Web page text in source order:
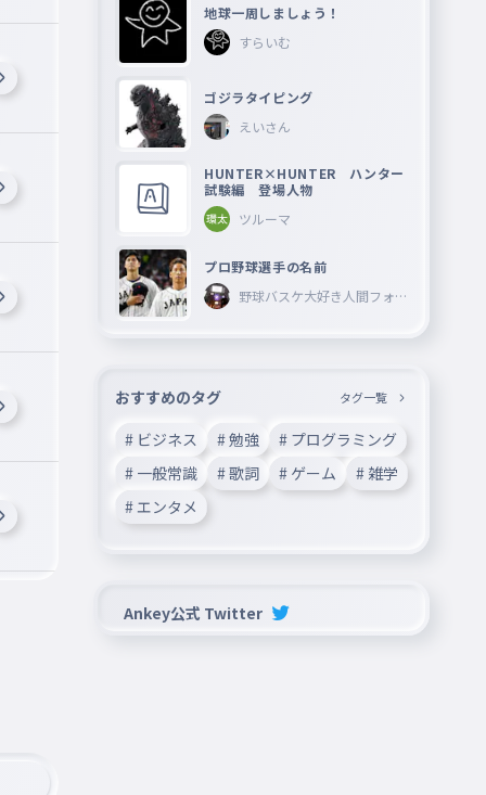
地球一周しましょう！
すらいむ
ゴジラタイピング
えいさん
HUNTER×HUNTER ハンター
試験編 登場人物
ツルーマ
プロ野球選手の名前
野球バスケ大好き人間フォロ
おすすめのタグ タグ一覧
# ビジネス # 勉強
# プログラミング
# 一般常識
# 歌詞 # ゲーム
# 雑学
# エンタメ
Ankey公式 Twitter